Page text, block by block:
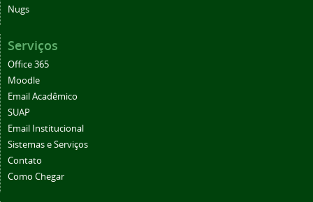
Nugs
Serviços
Office 365
Moodle
Email Acadêmico
SUAP
Email Institucional
Sistemas e Serviços
Contato
Como Chegar